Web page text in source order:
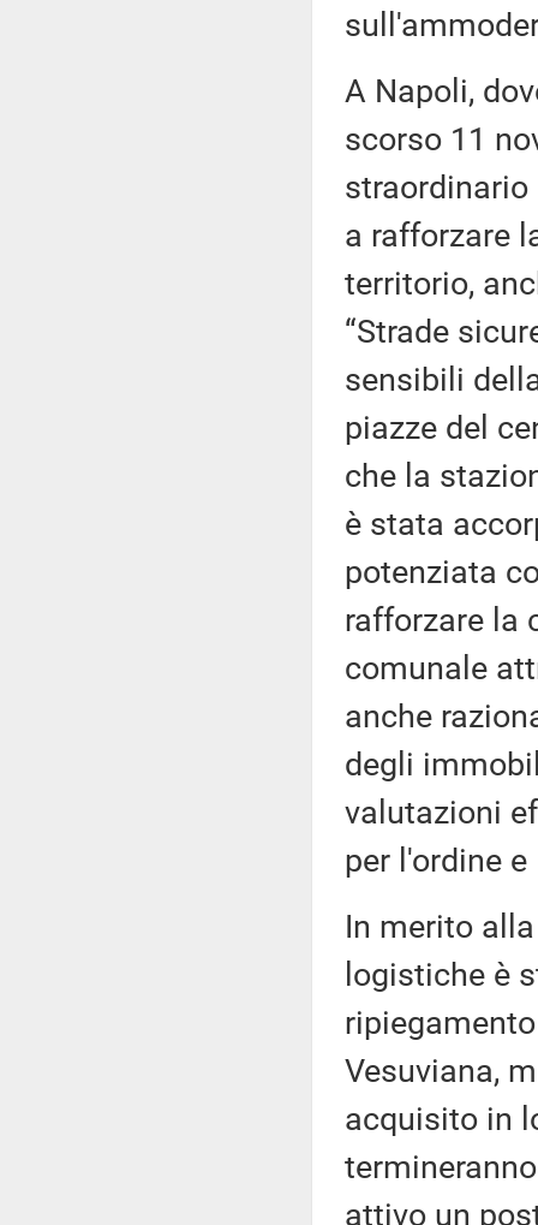
A Napoli,
scorso 11
a rafforzare
territorio,
“Strade
sensibili
piazze del
che la
è stata
potenziata
rafforzare la
comunale
anche
degli
valutazioni
per l'ordine
In merito
logistiche è
Vesuviana,
acquisito in
attivo un